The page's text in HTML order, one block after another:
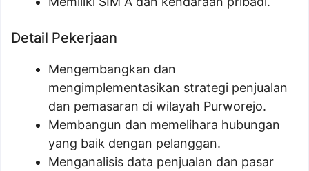
Detail Pekerjaan
Mengembangkan dan
mengimplementasikan strategi penjualan
dan pemasaran di wilayah Purworejo.
Membangun dan memelihara hubungan
yang baik dengan pelanggan.
Menganalisis data penjualan dan pasar